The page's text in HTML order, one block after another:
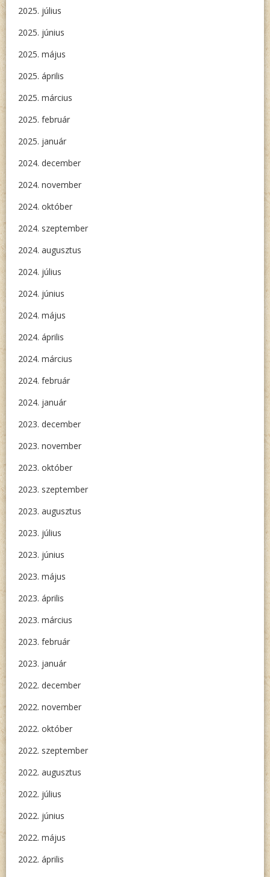
2025. július
2025. június
2025. május
2025. április
2025. március
2025. február
2025. január
2024. december
2024. november
2024. október
2024. szeptember
2024. augusztus
2024. július
2024. június
2024. május
2024. április
2024. március
2024. február
2024. január
2023. december
2023. november
2023. október
2023. szeptember
2023. augusztus
2023. július
2023. június
2023. május
2023. április
2023. március
2023. február
2023. január
2022. december
2022. november
2022. október
2022. szeptember
2022. augusztus
2022. július
2022. június
2022. május
2022. április